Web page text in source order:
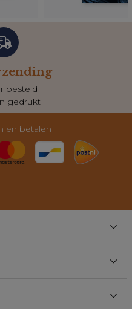
besteld
gedrukt
en betalen